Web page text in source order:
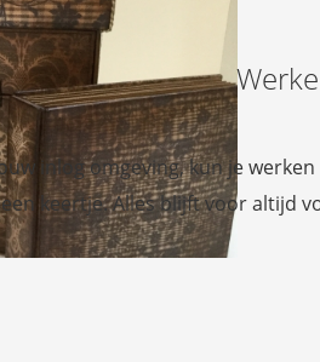
inlog omgeving, kun je
keertje. Alles blijft voor altijd